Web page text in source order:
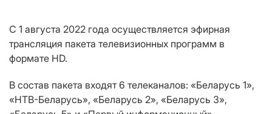
С 1 августа 2022 года осуществляется эфирная
трансляция пакета телевизионных программ в
формате HD.
В состав пакета входят 6 телеканалов: «Беларусь 1»,
«НТВ-Беларусь», «Беларусь 2», «Беларусь 3»,